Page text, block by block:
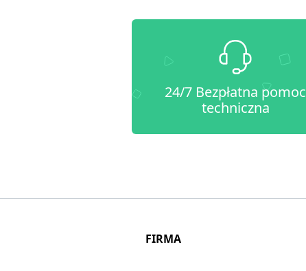
24/7 Bezpłatna pomoc
techniczna
FIRMA